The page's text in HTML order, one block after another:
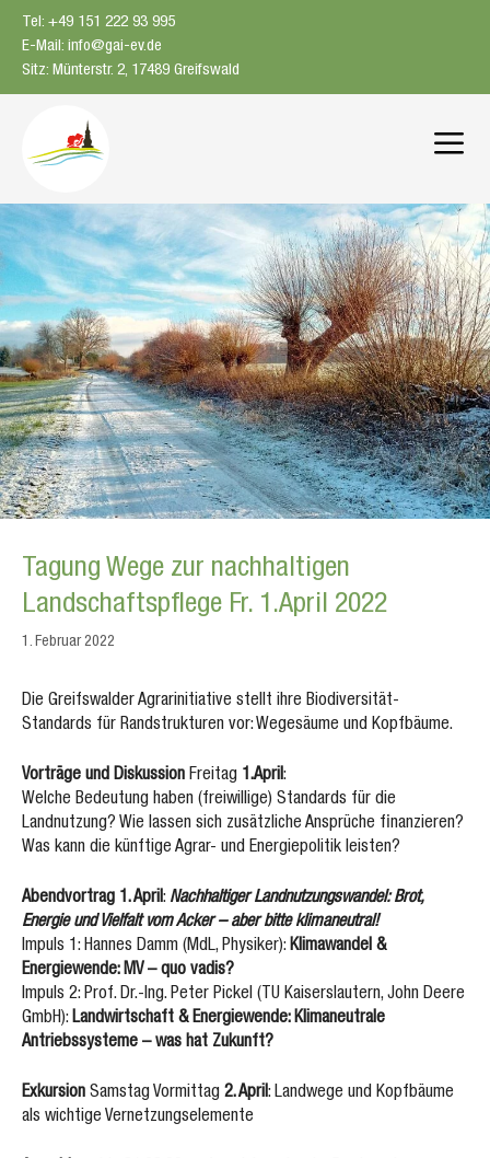
Tel: +49 151 222 93 995
E-Mail: info@gai-ev.de
Sitz: Münterstr. 2, 17489 Greifswald
Tagung Wege zur nachhaltigen
Landschaftspflege Fr. 1.April 2022
1. Februar 2022
Die Greifswalder Agrarinitiative stellt ihre Biodiversität-
Standards für Randstrukturen vor: Wegesäume und Kopfbäume.
Vorträge und Diskussion Freitag 1.April:
Welche Bedeutung haben (freiwillige) Standards für die
Landnutzung? Wie lassen sich zusätzliche Ansprüche finanzieren?
Was kann die künftige Agrar- und Energiepolitik leisten?
Abendvortrag 1. April: Nachhaltiger Landnutzungswandel: Brot,
Energie und Vielfalt vom Acker – aber bitte klimaneutral!
Impuls 1: Hannes Damm (MdL, Physiker):Klimawandel &
Energiewende: MV – quo vadis?
Impuls 2: Prof. Dr.-Ing. Peter Pickel (TU Kaiserslautern, John Deere
GmbH):Landwirtschaft & Energiewende: Klimaneutrale
Antriebssysteme – was hat Zukunft?
Exkursion Samstag Vormittag 2. April: Landwege und Kopfbäume
als wichtige Vernetzungselemente